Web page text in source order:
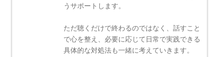
うサポートします。
ただ聴くだけで終わるのではなく、話すこと
で心を整え、必要に応じて日常で実践できる
具体的な対処法も一緒に考えていきます。